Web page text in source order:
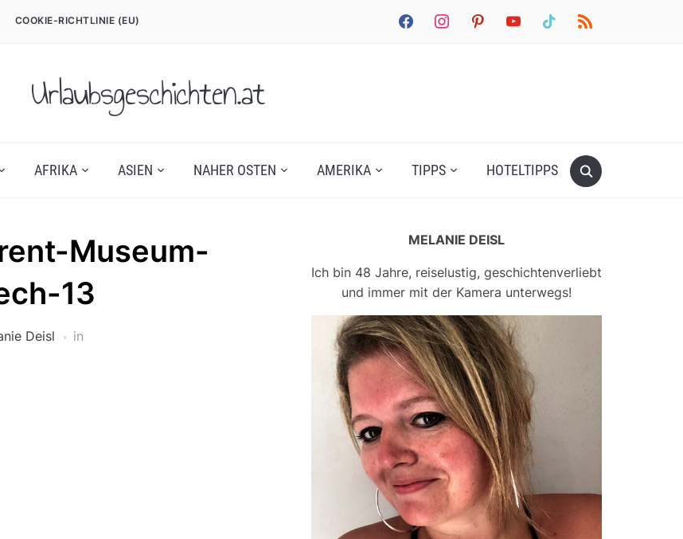
facebookinstagrampinterestyoutube tiktok rss
COOKIE-RICHTLINIE (EU)
Urlaubsgeschichten.at
AFRIKA ASIEN NAHER OSTEN AMERIKA TIPPS HOTELTIPPS
Museum-
13
Deisl in
MELANIE DEISL
Ich bin 48 Jahre, reiselustig, geschichtenverliebt
und immer mit der Kamera unterwegs!